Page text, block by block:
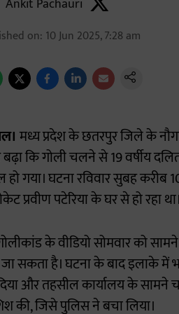
Ankit Pachauri
on: 10 Jun 2025, 7:28 am
मध्य प्रदेश के छतरपुर जिले के
कि गोली चलने से 19 वर्षीय
हो गया। घटना रविवार सुबह
प्रवीण पटेरिया के घर से हो रहा था।
के वीडियो सोमवार को
सकता है। घटना के बाद इलाके में
और तहसील कार्यालय के सामने
की, जिसे पुलिस ने बचा लिया।